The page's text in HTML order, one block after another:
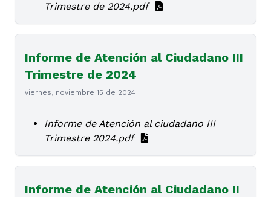
Trimestre de 2024.pdf
Informe de Atención al Ciudadano III
Trimestre de 2024
viernes, noviembre 15 de 2024
Informe de Atención al ciudadano III
Trimestre 2024.pdf
Informe de Atención al Ciudadano II